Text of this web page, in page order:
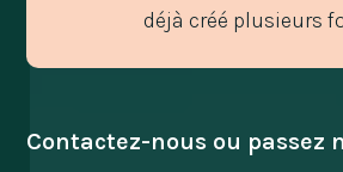
déjà créé plusieurs
Contactez-nous ou passez